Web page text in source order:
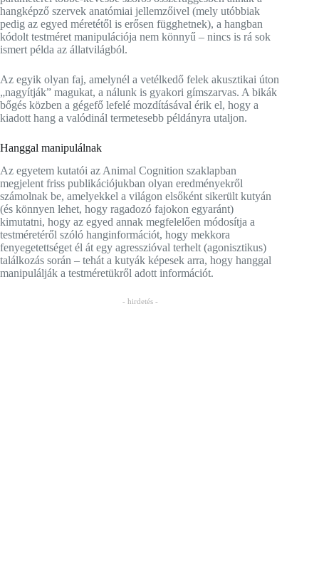
hangképző szervek anatómiai jellemzőivel (mely utóbbiak
pedig az egyed méretétől is erősen függhetnek), a hangban
kódolt testméret manipulációja nem könnyű – nincs is rá sok
ismert példa az állatvilágból.
Az egyik olyan faj, amelynél a vetélkedő felek akusztikai úton
„nagyítják” magukat, a nálunk is gyakori gímszarvas. A bikák
bőgés közben a gégefő lefelé mozdításával érik el, hogy a
kiadott hang a valódinál termetesebb példányra utaljon.
Hanggal manipulálnak
Az egyetem kutatói az Animal Cognition szaklapban
megjelent friss publikációjukban olyan eredményekről
számolnak be, amelyekkel a világon elsőként sikerült kutyán
(és könnyen lehet, hogy ragadozó fajokon egyaránt)
kimutatni, hogy az egyed annak megfelelően módosítja a
testméretéről szóló hanginformációt, hogy mekkora
fenyegetettséget él át egy agresszióval terhelt (agonisztikus)
találkozás során – tehát a kutyák képesek arra, hogy hanggal
manipulálják a testméretükről adott információt.
- hirdetés -